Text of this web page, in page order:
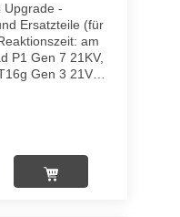
Upgrade -
Ersatzteile (für
am
P1 Gen 7 21KV,
Gen 3 21V5,